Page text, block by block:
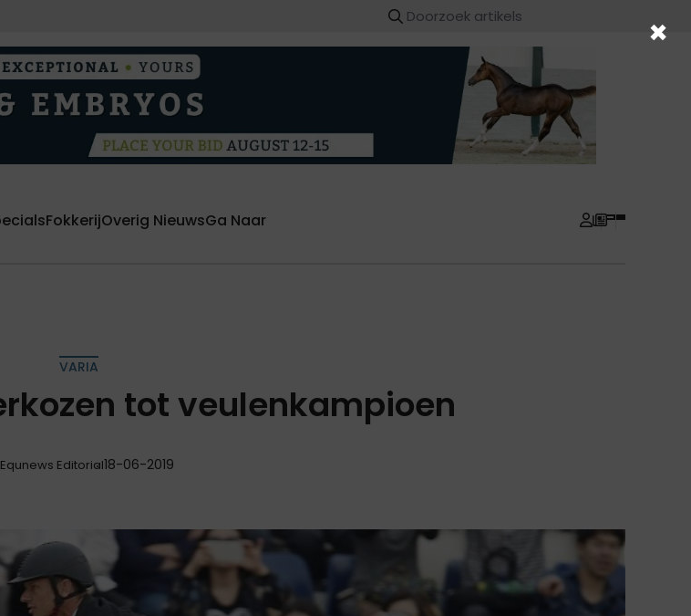
FokkerijOverig NieuwsGa Naar
VARIA
tot veulenkampioen
Equnews Editorial18-06-2019
×